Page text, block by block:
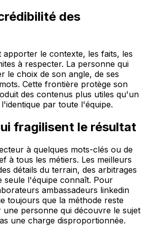
des
le contexte, les faits, les
à respecter. La personne qui
le choix de son angle, de ses
Cette frontière protège son
des contenus plus utiles qu'un
par toute l'équipe.
fragilisent le résultat
à quelques mots-clés ou de
à tous les métiers. Les meilleurs
détails du terrain, des arbitrages
seule l'équipe connaît. Pour
ambassadeurs linkedin
toujours que la méthode reste
personne qui découvre le sujet
une charge disproportionnée.